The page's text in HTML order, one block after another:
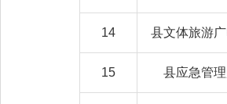
14 县文体旅游
15 县应急管